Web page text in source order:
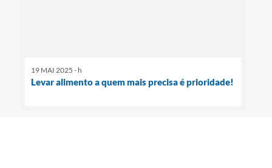
19 MAI 2025 - h
Levar alimento a quem mais precisa é prioridade!